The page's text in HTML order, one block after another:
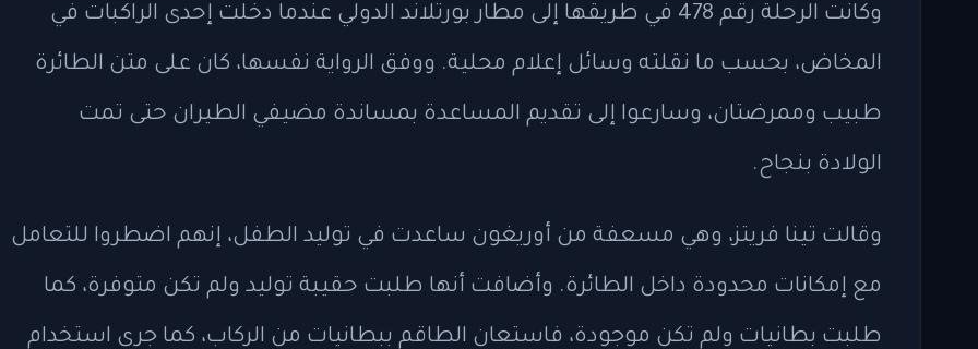
وكانت الرحلة رقم 478 في طريقها إلى مطار بورتلاند الدولي عندما دخلت إحدى الراكبات في
المخاض، بحسب ما نقلته وسائل إعلام محلية. ووفق الرواية نفسها، كان على متن الطائرة
طبيب وممرضتان، وسارعوا إلى تقديم المساعدة بمساندة مضيفي الطيران حتى تمت
الولادة بنجاح.
وقالت تينا فريتز، وهي مسعفة من أوريغون ساعدت في توليد الطفل، إنهم اضطروا للتعامل
مع إمكانات محدودة داخل الطائرة. وأضافت أنها طلبت حقيبة توليد ولم تكن متوفرة، كما
طلبت بطانيات ولم تكن موجودة، فاستعان الطاقم ببطانيات من الركاب، كما جرى استخدام